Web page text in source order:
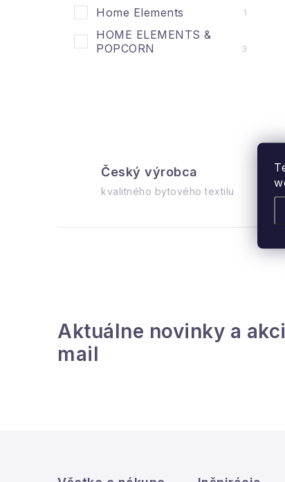
Home Elements 1
HOME ELEMENTS &
POPCORN
3
Český výrobca
kvalitného bytového textilu
Aktuálne novinky a
mail